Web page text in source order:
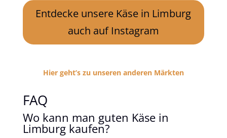
Entdecke unsere Käse in Limburg
auch auf Instagram
Hier geht’s zu unseren anderen Märkten
FAQ
Wo kann man guten Käse in
Limburg kaufen?